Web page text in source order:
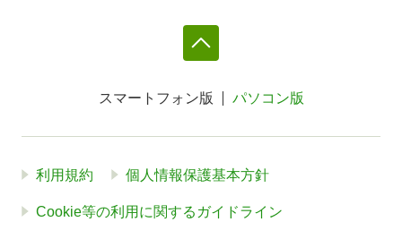
スマートフォン版 パソコン版
利用規約 個人情報保護基本方針
Cookie等の利用に関するガイドライン